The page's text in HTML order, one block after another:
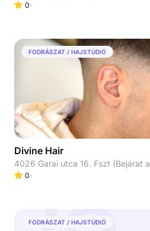
0
FODRÁSZAT / HAJSTÚDIÓ
Divine Hair
4026 Garai utca 16. Fszt (Bejárat
0
FODRÁSZAT / HAJSTÚDIÓ